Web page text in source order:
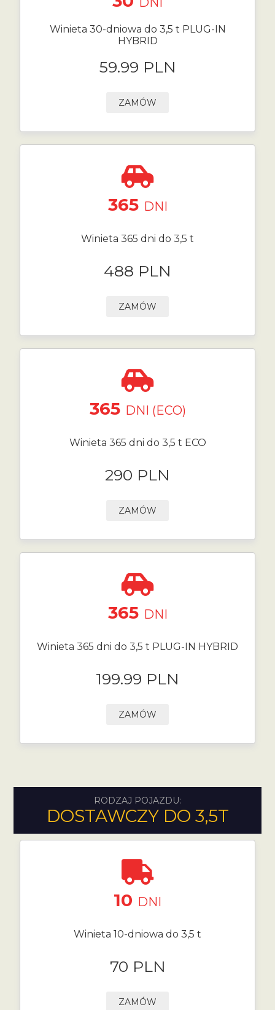
Winieta 30-dniowa do 3,5 t PLUG-IN
HYBRID
59.99 PLN
ZAMÓW
365 DNI
Winieta 365 dni do 3,5 t
488 PLN
ZAMÓW
365 DNI (ECO)
Winieta 365 dni do 3,5 t ECO
290 PLN
ZAMÓW
365 DNI
Winieta 365 dni do 3,5 t PLUG-IN HYBRID
199.99 PLN
ZAMÓW
RODZAJ POJAZDU:
DOSTAWCZY DO 3,5T
10 DNI
Winieta 10-dniowa do 3,5 t
70 PLN
ZAMÓW